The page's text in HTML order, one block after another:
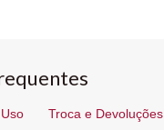
Troca e Devoluções